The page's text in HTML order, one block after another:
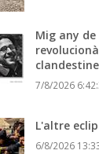
Mig any
7/8/2026
L'altre
6/8/2026